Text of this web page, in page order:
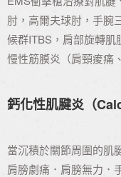
肘，高爾夫球肘，手腕
候群ITBS，肩部旋轉肌
慢性筋膜炎（肩頸痠痛
鈣化性肌腱炎（
當沉積於關節周圍的肌
肩膀劇痛．肩膀無力